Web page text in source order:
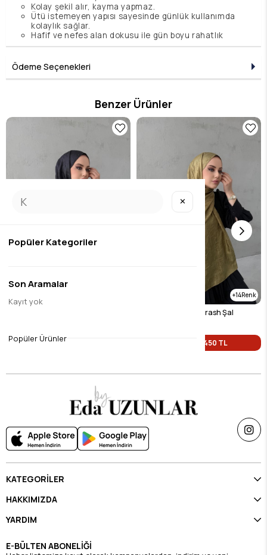
Kolay şekil alır, kayma yapmaz.
Ütü istemeyen yapısı sayesinde günlük kullanımda
kolaylık sağlar.
Hafif ve nefes alan dokusu ile gün boyu rahatlık
sunar
Ödeme Seçenekleri
Benzer Ürünler
Tek Fiyat 450 TL
14
Yağ Yeşili Vual İpek Crash Şal
Tek Fiyat 450 TL
KATEGORİLER
HAKKIMIZDA
YARDIM
E-BÜLTEN ABONELİĞİ
✕
Popüler Kategoriler
Son Aramalar
Kayıt yok
Popüler Ürünler